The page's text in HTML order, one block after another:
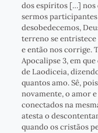
dos espíritos […] nos
sermos participantes
desobedecemos,
terreno se entristece
e então nos corrige.
Apocalipse 3, em
de Laodiceia,
quantos amo. Sê,
novamente, o amor
conectados na
atesta o
quando os cristãos